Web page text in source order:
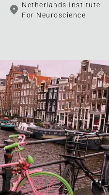
fmd_good Netherlands Institute
For Neuroscience